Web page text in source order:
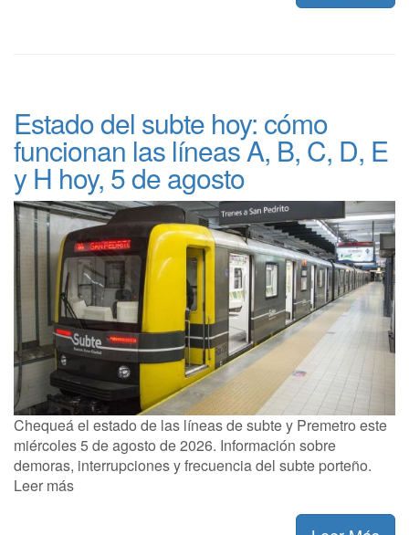
Estado del subte hoy: cómo
funcionan las líneas A, B, C, D, E
y H hoy, 5 de agosto
Chequeá el estado de las líneas de subte y Premetro este
miércoles 5 de agosto de 2026. Información sobre
demoras, interrupciones y frecuencia del subte porteño.
Leer más